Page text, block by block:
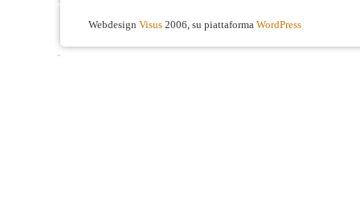
Webdesign Visus 2006, su piattaforma WordPress